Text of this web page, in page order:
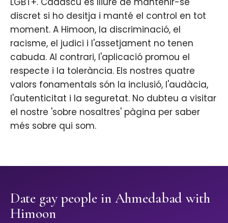
discret si ho desitja i manté el control en tot
moment. A Himoon, la discriminació, el
racisme, el judici i l'assetjament no tenen
cabuda. Al contrari, l'aplicació promou el
respecte i la tolerància. Els nostres quatre
valors fonamentals són la inclusió, l'audàcia,
l'autenticitat i la seguretat. No dubteu a visitar
el nostre 'sobre nosaltres' pàgina per saber
més sobre qui som.
Date gay people in Ahmedabad with
Himoon